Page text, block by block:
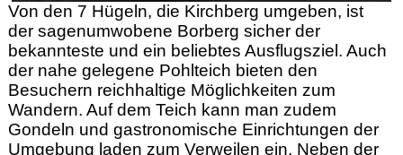
Von den 7 Hügeln, die Kirchberg umgeben, ist
der sagenumwobene Borberg sicher der
bekannteste und ein beliebtes Ausflugsziel. Auch
der nahe gelegene Pohlteich bieten den
Besuchern reichhaltige Möglichkeiten zum
Wandern. Auf dem Teich kann man zudem
Gondeln und gastronomische Einrichtungen der
Umgebung laden zum Verweilen ein. Neben der